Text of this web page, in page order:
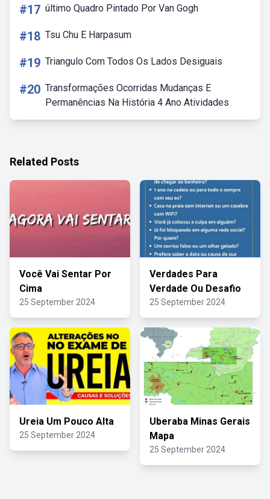
#17 último Quadro Pintado Por Van Gogh
#18 Tsu Chu E Harpasum
#19 Triangulo Com Todos Os Lados Desiguais
#20 Transformações Ocorridas Mudanças E
Permanências Na História 4 Ano Atividades
Related Posts
Você Vai Sentar Por
Cima
25 September 2024
Verdades Para
Verdade Ou Desafio
25 September 2024
Ureia Um Pouco Alta
25 September 2024
Uberaba Minas Gerais
Mapa
25 September 2024